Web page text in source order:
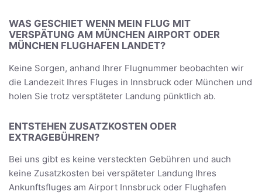
WAS GESCHIET WENN MEIN FLUG MIT
VERSPÄTUNG AM MÜNCHEN AIRPORT ODER
MÜNCHEN FLUGHAFEN LANDET?
Keine Sorgen, anhand Ihrer Flugnummer beobachten wir
die Landezeit Ihres Fluges in Innsbruck oder München und
holen Sie trotz versptäteter Landung pünktlich ab.
ENTSTEHEN ZUSATZKOSTEN ODER
EXTRAGEBÜHREN?
Bei uns gibt es keine versteckten Gebühren und auch
keine Zusatzkosten bei verspäteter Landung Ihres
Ankunftsfluges am Airport Innsbruck oder Flughafen